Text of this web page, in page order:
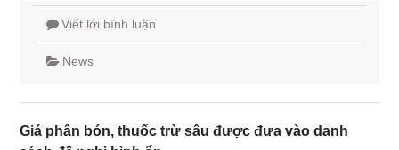
Viết lời bình luận
News
Giá phân bón, thuốc trừ sâu được đưa vào danh